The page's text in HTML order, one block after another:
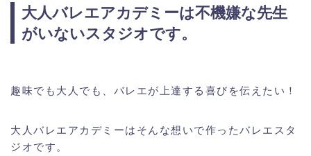
大人バレエアカデミーは不機嫌な先生
がいないスタジオです。
趣味でも大人でも、バレエが上達する喜びを伝えたい！
大人バレエアカデミーはそんな想いで作ったバレエスタ
ジオです。